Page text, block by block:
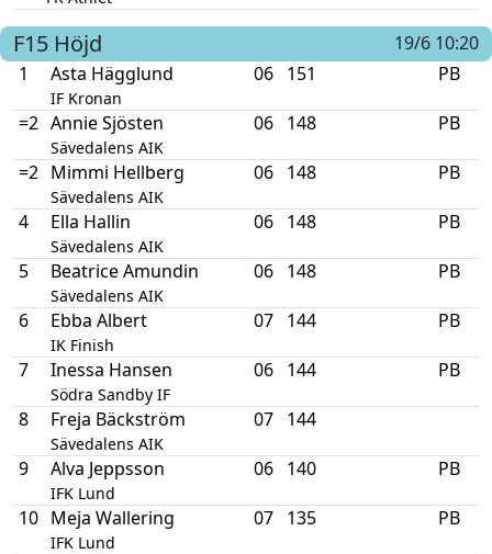
F15 Höjd
19/6 10:20
1
Asta Hägglund
IF Kronan
06 151 PB
=2 Annie Sjösten
Sävedalens AIK
06 148 PB
=2 Mimmi Hellberg
Sävedalens AIK
06 148 PB
4 Ella Hallin
Sävedalens AIK
06 148 PB
5 Beatrice Amundin
Sävedalens AIK
06 148 PB
6 Ebba Albert
IK Finish
07 144 PB
7 Inessa Hansen
Södra Sandby IF
06 144 PB
8 Freja Bäckström
Sävedalens AIK
07 144
9 Alva Jeppsson
IFK Lund
06 140 PB
10 Meja Wallering
IFK Lund
07 135 PB